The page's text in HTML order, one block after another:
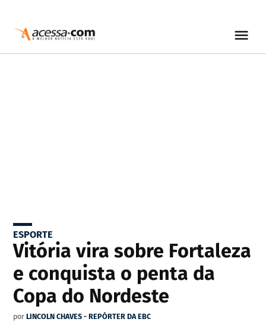
ESPORTE
Vitória vira sobre Fortaleza
e conquista o penta da
Copa do Nordeste
por LINCOLN CHAVES - REPÓRTER DA EBC